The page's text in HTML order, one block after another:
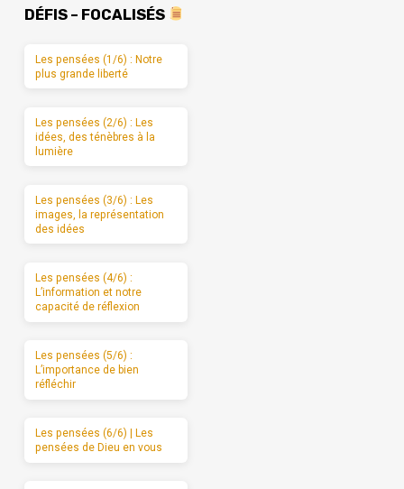
DÉFIS – FOCALISÉS
Les pensées (1/6) : Notre
plus grande liberté
Les pensées (2/6) : Les
idées, des ténèbres à la
lumière
Les pensées (3/6) : Les
images, la représentation
des idées
Les pensées (4/6) :
L’information et notre
capacité de réflexion
Les pensées (5/6) :
L’importance de bien
réfléchir
Les pensées (6/6) | Les
pensées de Dieu en vous